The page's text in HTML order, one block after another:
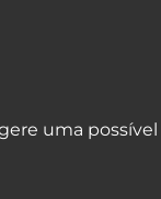
uma possível